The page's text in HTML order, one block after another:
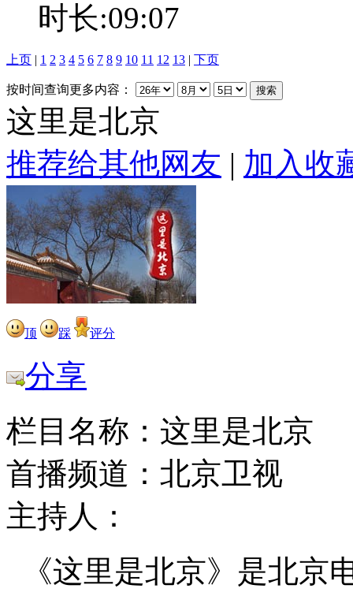
时长:09:07
上页 | 1 2 3 4 5 6 7 8 9 10 11 12 13 | 下页
按时间查询更多内容：
这里是北京
推荐给其他网友 | 加入收
顶 踩 评分
分享
栏目名称：这里是北京
首播频道：北京卫视
主持人：
《这里是北京》是北京